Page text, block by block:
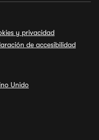
y privacidad
de accesibilidad
Unido